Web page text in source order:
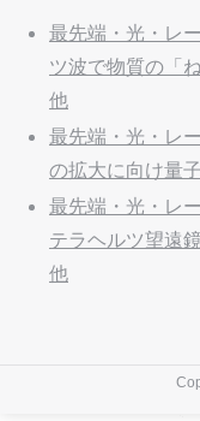
最先端・光・レ
ツ波で物質の「
他
最先端・光・レ
の拡大に向け量
最先端・光・レ
テラヘルツ望遠
他